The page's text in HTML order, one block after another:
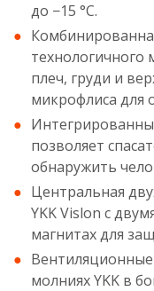
до −15 °С.
технологичного
плеч, груди и
микрофлиса для
позволяет
обнаружить
Центральная
YKK Vislon с
магнитах для
молниях YKK в